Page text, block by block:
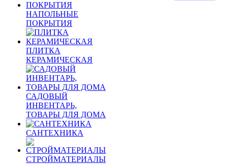
НАПОЛЬНЫЕ
ПОКРЫТИЯ
ПЛИТКА
КЕРАМИЧЕСКАЯ
САДОВЫЙ
ИНВЕНТАРЬ,
ТОВАРЫ ДЛЯ ДОМА
САНТЕХНИКА
СТРОЙМАТЕРИАЛЫ